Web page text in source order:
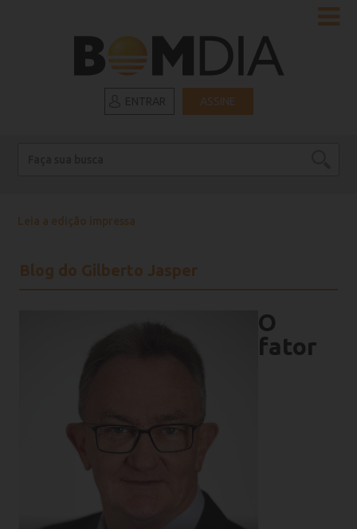
ASSINE
Leia a edição impressa
Blog do Gilberto Jasper
O
fator